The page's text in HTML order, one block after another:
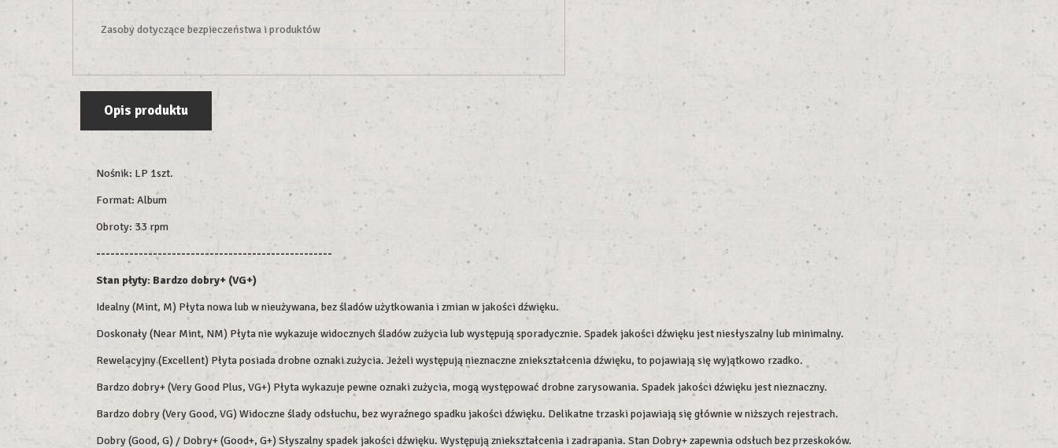
Zasoby dotyczące bezpieczeństwa i produktów
Opis produktu
Nośnik: LP 1szt.
Format: Album
Obroty: 33 rpm
--------------------------------------------------
Stan płyty: Bardzo dobry+ (VG+)
Idealny (Mint, M) Płyta nowa lub w nieużywana, bez śladów użytkowania i zmian w jakości dźwięku.
Doskonały (Near Mint, NM) Płyta nie wykazuje widocznych śladów zużycia lub występują sporadycznie. Spadek jakości dźwięku jest niesłyszalny lub minimalny.
Rewelacyjny (Excellent) Płyta posiada drobne oznaki zużycia. Jeżeli występują nieznaczne zniekształcenia dźwięku, to pojawiają się wyjątkowo rzadko.
Bardzo dobry+ (Very Good Plus, VG+) Płyta wykazuje pewne oznaki zużycia, mogą występować drobne zarysowania. Spadek jakości dźwięku jest nieznaczny.
Bardzo dobry (Very Good, VG) Widoczne ślady odsłuchu, bez wyraźnego spadku jakości dźwięku. Delikatne trzaski pojawiają się głównie w niższych rejestrach.
Dobry (Good, G) / Dobry+ (Good+, G+) Słyszalny spadek jakości dźwięku. Występują zniekształcenia i zadrapania. Stan Dobry+ zapewnia odsłuch bez przeskoków.